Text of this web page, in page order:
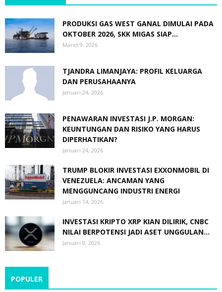
PRODUKSI GAS WEST GANAL DIMULAI PADA
OKTOBER 2026, SKK MIGAS SIAP...
Maret 9, 2026
TJANDRA LIMANJAYA: PROFIL KELUARGA
DAN PERUSAHAANYA
Januari 24, 2026
PENAWARAN INVESTASI J.P. MORGAN:
KEUNTUNGAN DAN RISIKO YANG HARUS
DIPERHATIKAN?
Januari 24, 2026
TRUMP BLOKIR INVESTASI EXXONMOBIL DI
VENEZUELA: ANCAMAN YANG
MENGGUNCANG INDUSTRI ENERGI
Januari 14, 2026
INVESTASI KRIPTO XRP KIAN DILIRIK, CNBC
NILAI BERPOTENSI JADI ASET UNGGULAN...
Januari 8, 2026
POPULER